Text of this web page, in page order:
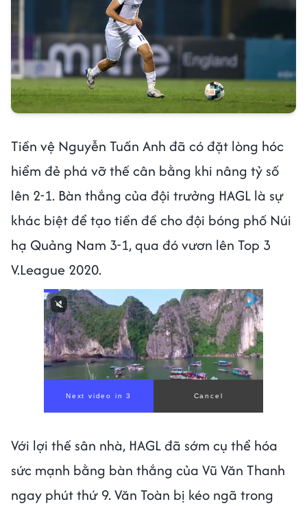
Tiền vệ Nguyễn Tuấn Anh đã có đặt lòng hóc
hiểm đẻ phá vỡ thế cân bằng khi nâng tỷ số
lên 2-1. Bàn thắng của đội trưởng HAGL là sự
khác biệt để tạo tiền đề cho đội bóng phố Núi
hạ Quảng Nam 3-1, qua đó vươn lên Top 3
V.League 2020.
Next video in 1 Cancel
Với lợi thế sân nhà, HAGL đã sớm cụ thể hóa
sức mạnh bằng bàn thắng của Vũ Văn Thanh
ngay phút thứ 9. Văn Toàn bị kéo ngã trong